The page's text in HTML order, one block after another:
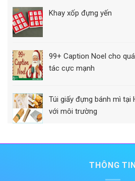
Khay xốp đựng yến
99+ Caption Noel cho
tác cực mạnh
Túi giấy đựng bánh mì tại
với môi trường
THÔNG